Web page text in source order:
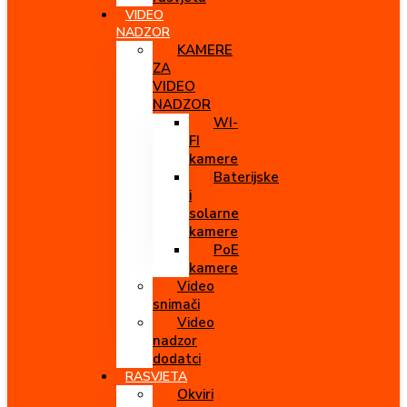
VIDEO
NADZOR
KAMERE
ZA
VIDEO
NADZOR
WI-
FI
kamere
Baterijske
i
solarne
kamere
PoE
kamere
Video
snimači
Video
nadzor
dodatci
RASVJETA
Okviri